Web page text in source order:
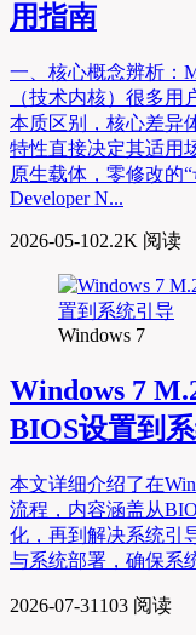
用指南
一、核心概念辨析：
（技术内核）很多
本质区别，核心差异
特性直接决定其适用
原生载体，零修改的
Developer N...
2026-05-102.2K 阅读
Windows 7
Windows 7
BIOS设置到
本文详细介绍了在
流程，内容涵盖从
化，再到解决系统引
与系统部署，确保系
2026-07-31 103 阅读